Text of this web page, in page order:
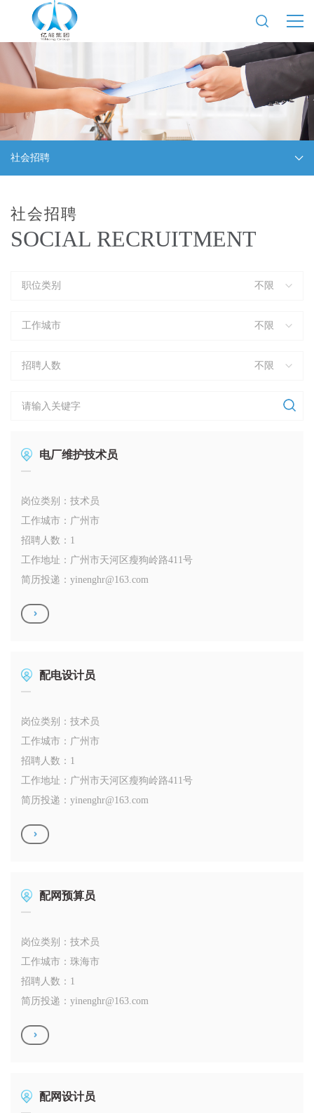
社会招聘
社会招聘
SOCIAL RECRUITMENT
职位类别 不限
工作城市 不限
招聘人数 不限
电厂维护技术员
岗位类别：技术员
工作城市：广州市
招聘人数：1
工作地址：广州市天河区瘦狗岭路411号
简历投递： yinenghr@163.com
配电设计员
岗位类别：技术员
工作城市：广州市
招聘人数：1
工作地址：广州市天河区瘦狗岭路411号
简历投递： yinenghr@163.com
配网预算员
岗位类别：技术员
工作城市：珠海市
招聘人数：1
简历投递： yinenghr@163.com
配网设计员